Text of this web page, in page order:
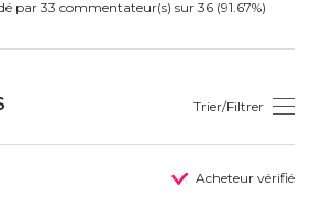
par 33 commentateur(s) sur 36 (91.67%)
Trier/Filtrer
Acheteur vérifié